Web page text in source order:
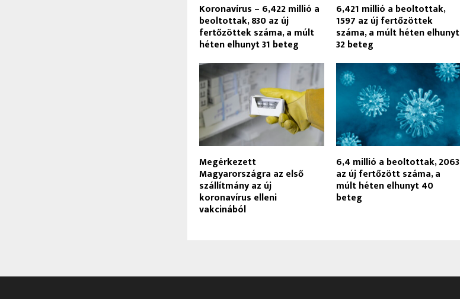
Koronavírus – 6,422 millió a
beoltottak, 830 az új
fertőzöttek száma, a múlt
héten elhunyt 31 beteg
6,421 millió a beoltottak,
1597 az új fertőzöttek
száma, a múlt héten elhunyt
32 beteg
Megérkezett
Magyarországra az első
szállítmány az új
koronavírus elleni
vakcinából
6,4 millió a beoltottak, 2063
az új fertőzött száma, a
múlt héten elhunyt 40
beteg